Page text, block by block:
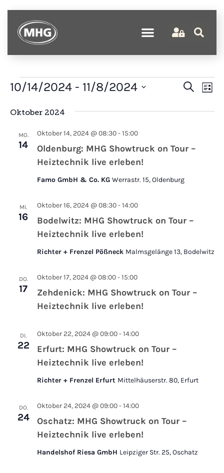
und
SucheListe
10/14/2024 - 11/8/2024
wählen.
Oktober 2024
MO.
14
Oldenburg: MHG Showtruck on Tour –
Heiztechnik live erleben!
Oktober 14, 2024 @ 08:30-15:00
Famo GmbH & Co. KG Werrastr. 15, Oldenburg
MI.
16
Bodelwitz: MHG Showtruck on Tour –
Heiztechnik live erleben!
Oktober 16, 2024 @ 08:30-14:00
Richter + Frenzel Pößneck Malmsgelänge 13, Bodelwitz
DO.
17
Zehdenick: MHG Showtruck on Tour –
Heiztechnik live erleben!
Oktober 17, 2024 @ 08:00-15:00
DI.
22
Erfurt: MHG Showtruck on Tour –
Heiztechnik live erleben!
Oktober 22, 2024 @ 09:00-14:00
Richter + Frenzel Erfurt Mittelhäuserstr. 80, Erfurt
DO.
24
Oschatz: MHG Showtruck on Tour –
Heiztechnik live erleben!
Oktober 24, 2024 @ 09:00-14:00
Handelshof Riesa GmbH Leipziger Str. 25, Oschatz